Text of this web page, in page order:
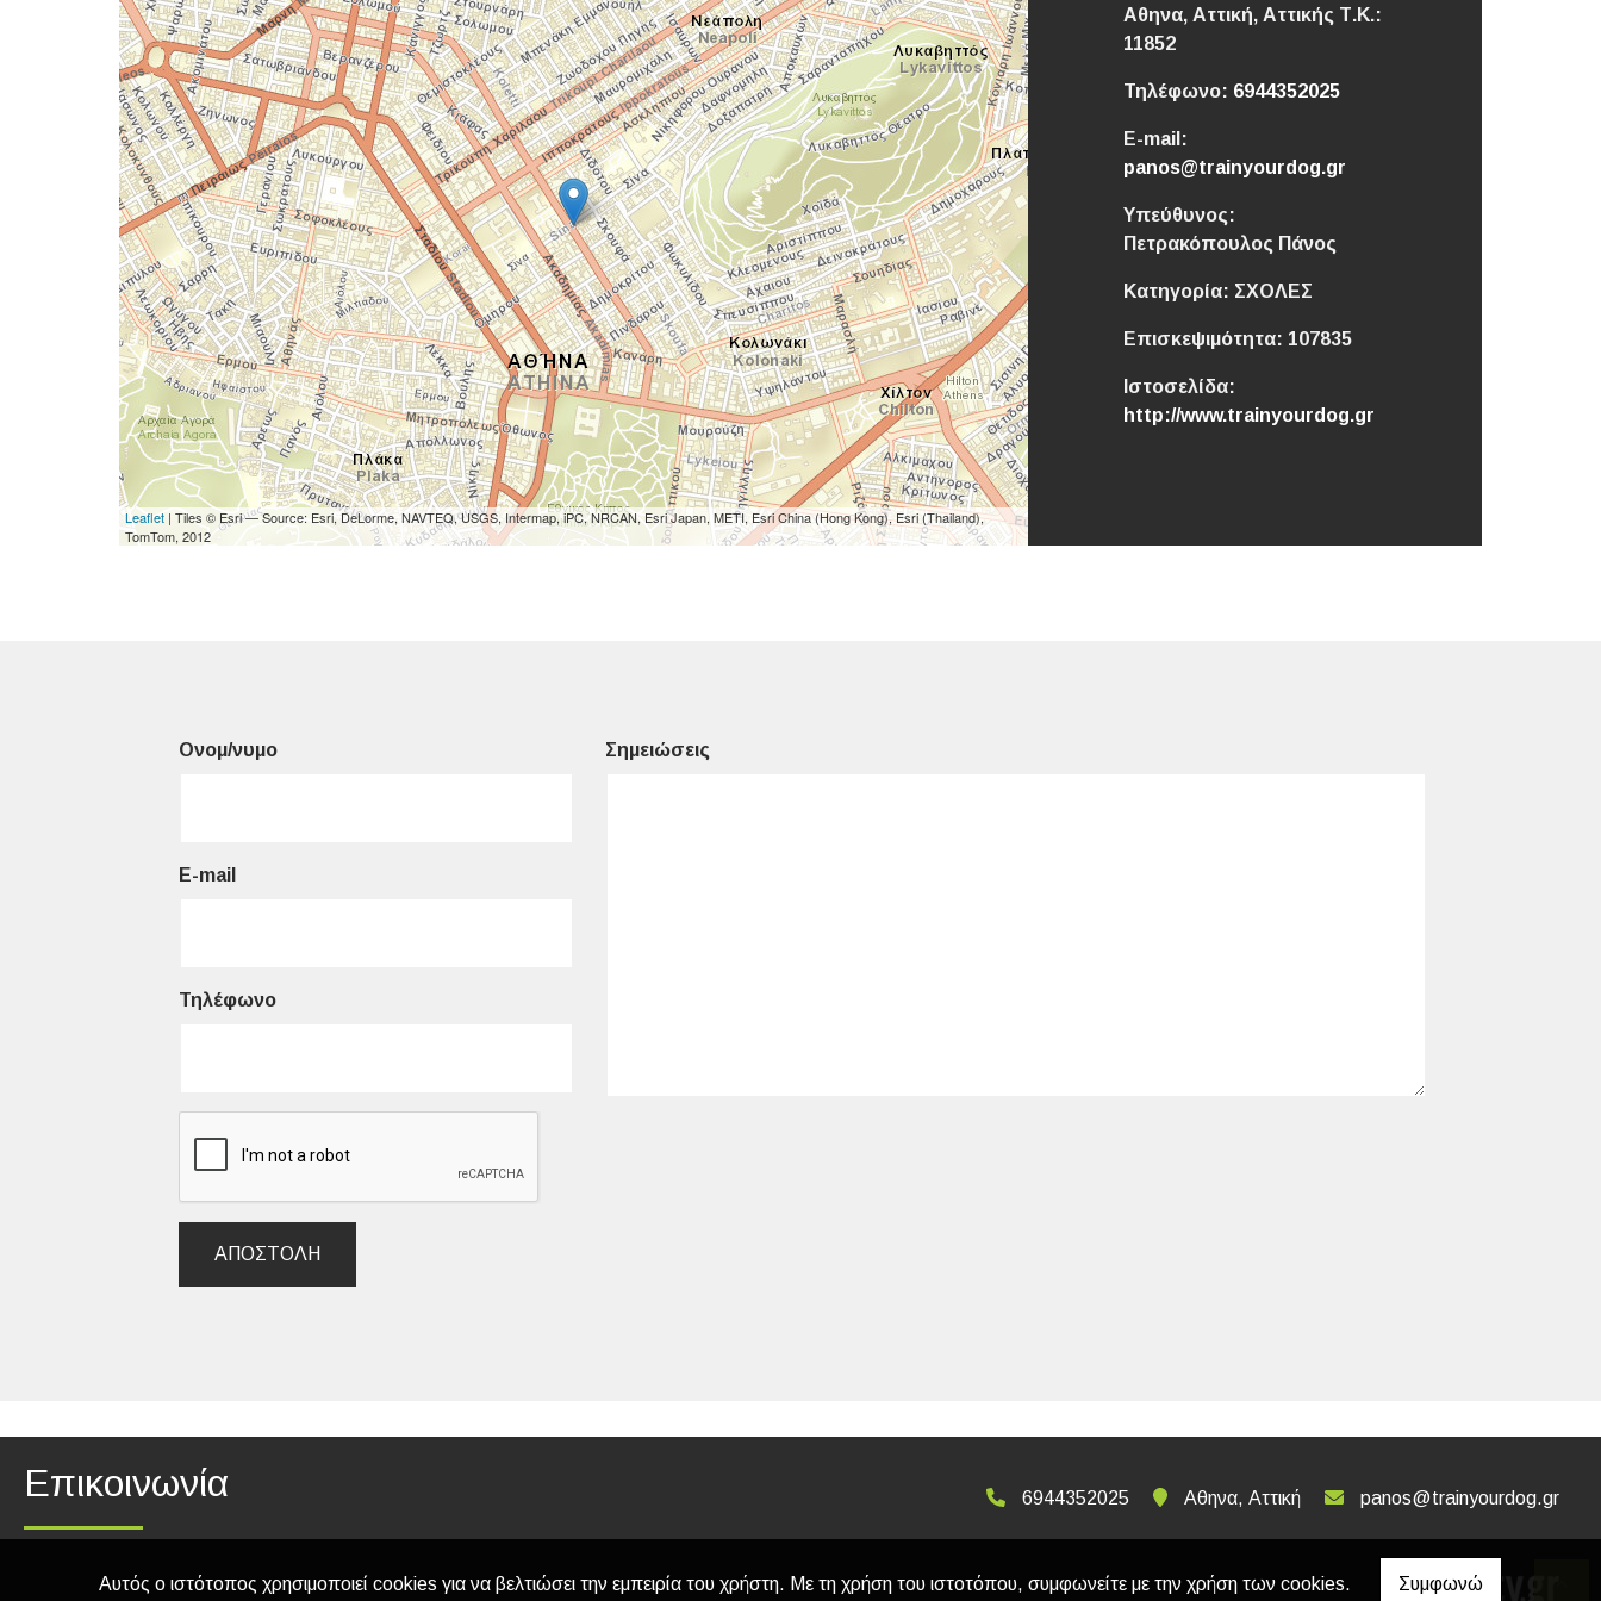
Leaflet| Tiles © Esri — Source: Esri, DeLorme, NAVTEQ, USGS, Intermap, iPC, NRCAN, Esri Japan, METI, Esri China (Hong Kong), Esri (Thailand),
TomTom, 2012
Αθηνα, Αττική, Αττικής Τ.Κ.:
11852
Τηλέφωνο: 6944352025
E-mail:
panos@trainyourdog.gr
Υπεύθυνος:
Πετρακόπουλος Πάνος
Κατηγορία: ΣΧΟΛΕΣ
Επισκεψιμότητα: 107835
Ιστοσελίδα:
http://www.trainyourdog.gr
Ονομ/νυμο
E-mail
Τηλέφωνο
Σημειώσεις
ΑΠΟΣΤΟΛΉ
Επικοινωνία 6944352025 Αθηνα, Αττική panos@trainyourdog.gr
Αυτός ο ιστότοπος χρησιμοποιεί cookies για να βελτιώσει την εμπειρία του χρήστη. Με τη χρήση του ιστοτόπου, συμφωνείτε με την χρήση των cookies. Συμφωνώ